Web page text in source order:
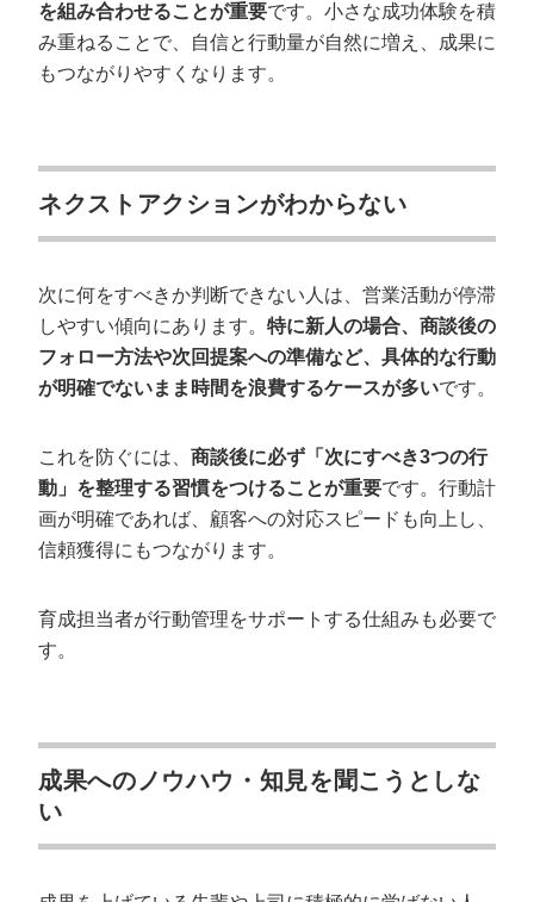
StockSun株式会社〒160-0023 東京都新宿区西新宿3丁目8番3号 新
都心丸善ビル7階
サイトマップ
を組み合わせることが重要です。小さな成功体験を積
み重ねることで、自信と行動量が自然に増え、成果に
もつながりやすくなります。
ネクストアクションがわからない
次に何をすべきか判断できない人は、営業活動が停滞
しやすい傾向にあります。 特に新人の場合、商談後の
フォロー方法や次回提案への準備など、具体的な行動
が明確でないまま時間を浪費するケースが多いです。
これを防ぐには、 商談後に必ず「次にすべき3つの行
動」を整理する習慣をつけることが重要です。行動計
画が明確であれば、顧客への対応スピードも向上し、
信頼獲得にもつながります。
育成担当者が行動管理をサポートする仕組みも必要で
す。
成果へのノウハウ・知見を聞こうとしな
い